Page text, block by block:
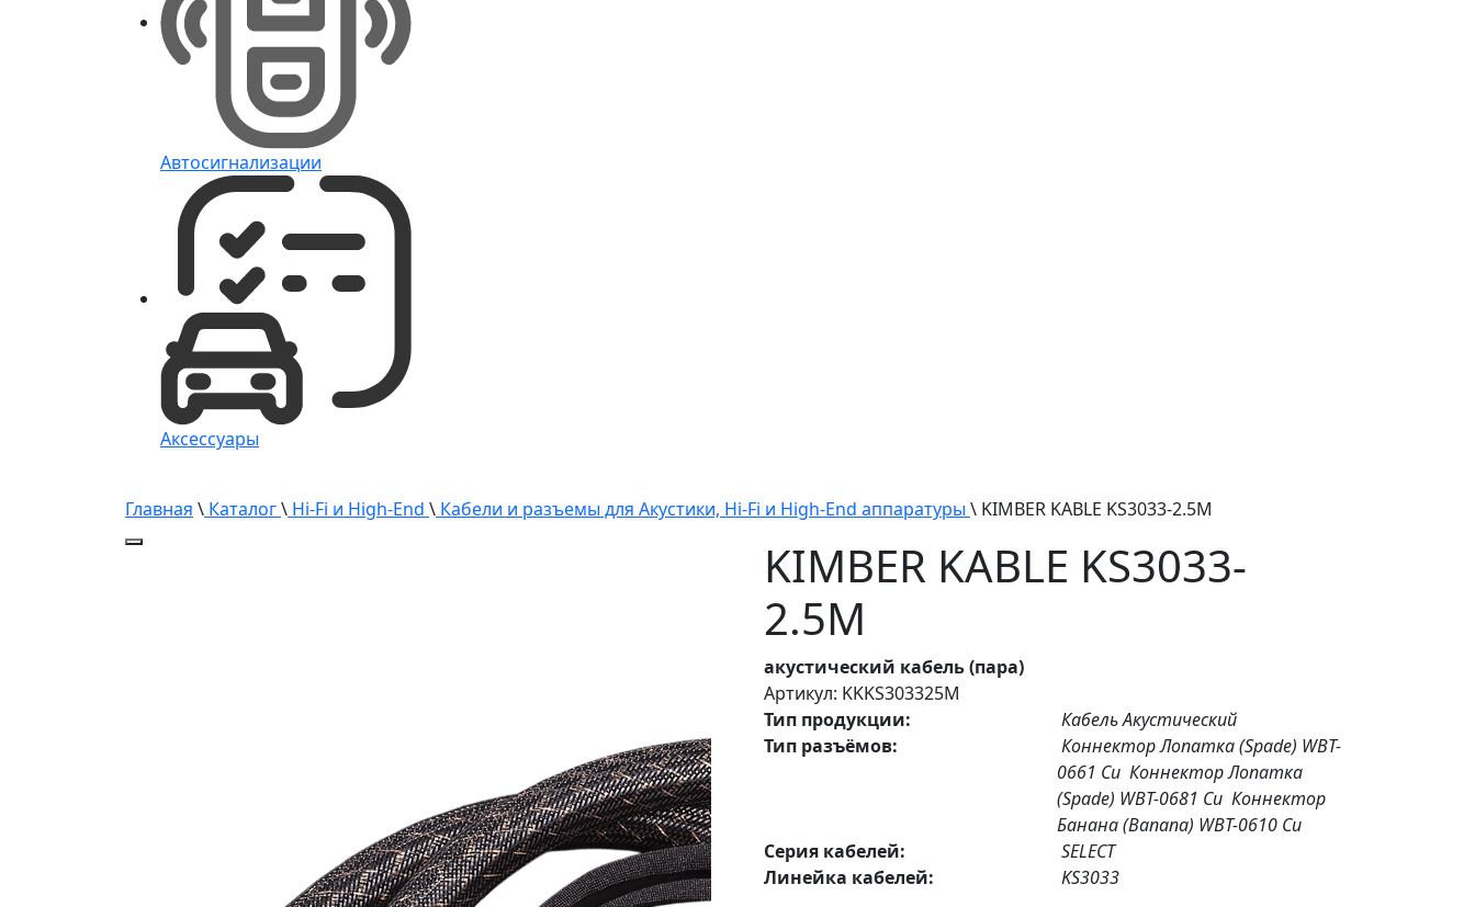
Автосигнализации
Аксессуары
Главная \ Каталог\ Hi-Fi и High-End \ Кабели и разъемы для Акустики, Hi-Fi и High-End аппаратуры \ KIMBER KABLE KS3033-2.5M
KIMBER KABLE KS3033-
2.5M
акустический кабель (пара)
Артикул: KKKS303325M
Тип продукции:
Кабель Акустический
Тип разъёмов:
Коннектор Лопатка (Spade) WBT-
0661 Cu Коннектор Лопатка
(Spade) WBT-0681 Cu Коннектор
Банана (Banana) WBT-0610 Cu
Серия кабелей:
SELECT
Линейка кабелей:
KS3033